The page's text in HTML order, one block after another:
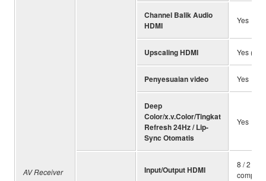
AV Receiver
Channel Balik Audio
HDMI
Yes
Upscaling HDMI Yes
Penyesuaian video Yes
Deep
Color/x.v.Color/Tingkat
Refresh 24Hz / Lip-
Sync Otomatis
Yes
Input/Output HDMI
8 / 2